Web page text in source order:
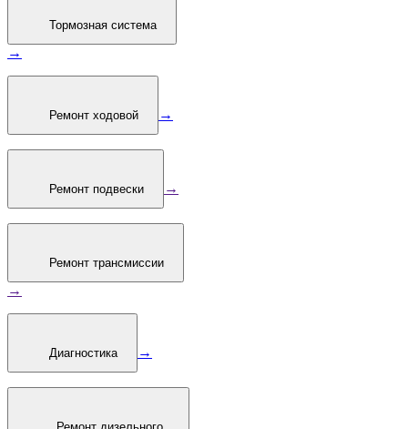
Тормозная система
→
Ремонт ходовой →
Ремонт подвески →
Ремонт трансмиссии
→
Диагностика →